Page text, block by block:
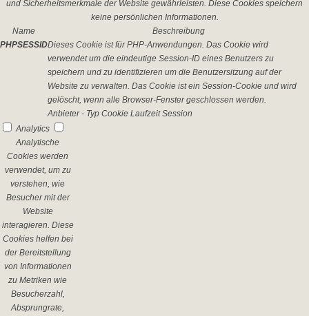
und Sicherheitsmerkmale der Website gewährleisten. Diese Cookies speichern
keine persönlichen Informationen.
Name
Beschreibung
PHPSESSIDDieses Cookie ist für PHP-Anwendungen. Das Cookie wird
verwendet um die eindeutige Session-ID eines Benutzers zu
speichern und zu identifizieren um die Benutzersitzung auf der
Website zu verwalten. Das Cookie ist ein Session-Cookie und wird
gelöscht, wenn alle Browser-Fenster geschlossen werden.
Anbieter - Typ Cookie Laufzeit Session
Analytics
Analytische
Cookies werden
verwendet, um zu
verstehen, wie
Besucher mit der
Website
interagieren. Diese
Cookies helfen bei
der Bereitstellung
von Informationen
zu Metriken wie
Besucherzahl,
Absprungrate,